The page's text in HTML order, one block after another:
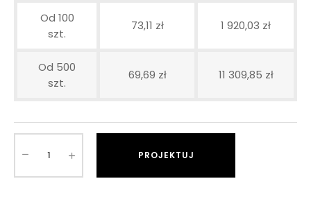
Od 100
szt.
73,11 zł 1 920,03 zł
Od 500
szt.
69,69 zł 11 309,85 zł
PROJEKTUJ